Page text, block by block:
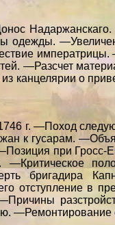
одежды.
императрицы.
—Разсчет
канцелярии о
г. —Поход
к гусарам.
при
—Критическое
бригадира
отступление в
—Ремонтирование